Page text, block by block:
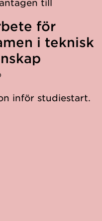
till
för
i teknisk
inför studiestart.